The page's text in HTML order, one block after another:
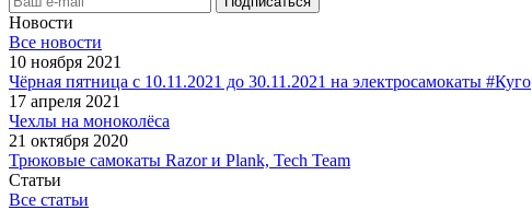
Новости
Все новости
10 ноября 2021
Чёрная пятница с 10.11.2021 до 30.11.2021 на электросамокаты #Куго
17 апреля 2021
Чехлы на моноколёса
21 октября 2020
Трюковые самокаты Razor и Plank, Tech Team
Статьи
Все статьи